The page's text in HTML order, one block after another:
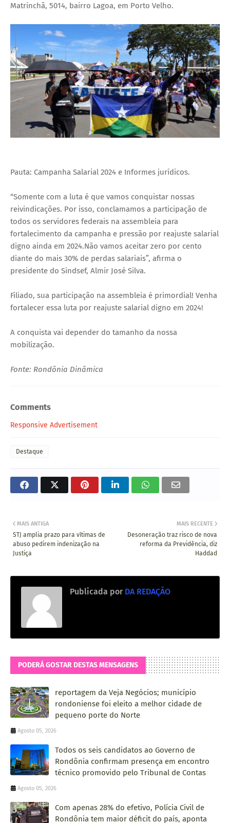
Matrinchã, 5014, bairro Lagoa, em Porto Velho.
Pauta: Campanha Salarial 2024 e Informes jurídicos.
“Somente com a luta é que vamos conquistar nossas
reivindicações. Por isso, conclamamos a participação de
todos os servidores federais na assembleia para
fortalecimento da campanha e pressão por reajuste salarial
digno ainda em 2024.Não vamos aceitar zero por cento
diante do mais 30% de perdas salariais”, afirma o
presidente do Sindsef, Almir José Silva.
Filiado, sua participação na assembleia é primordial! Venha
fortalecer essa luta por reajuste salarial digno em 2024!
A conquista vai depender do tamanho da nossa
mobilização.
Fonte: Rondônia Dinâmica
Comments
Responsive Advertisement
Destaque
MAIS RECENTE
Desoneração traz risco de nova
reforma da Previdência, diz
Haddad
MAIS ANTIGA
STJ amplia prazo para vítimas de
abuso pedirem indenização na
Justiça
Publicada por DA REDAÇÃO
PODERÁ GOSTAR DESTAS MENSAGENS
reportagem da Veja Negócios; município
rondoniense foi eleito a melhor cidade de
pequeno porte do Norte
Agosto 05, 2026
Todos os seis candidatos ao Governo de
Rondônia confirmam presença em encontro
técnico promovido pelo Tribunal de Contas
Agosto 05, 2026
Com apenas 28% do efetivo, Polícia Civil de
Rondônia tem maior déficit do país, aponta